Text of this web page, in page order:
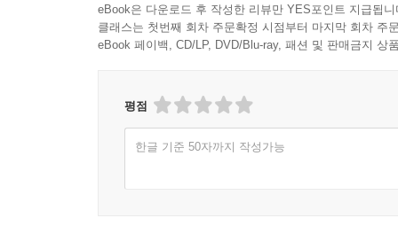
eBook은 다운로드 후 작성한 리뷰만 YES포인트 지급됩니
클래스는 첫번째 회차 주문확정 시점부터 마지막 회차 주
eBook 페이백, CD/LP, DVD/Blu-ray, 패션 및 판매금지 상
평점
한글 기준 50자까지 작성가능